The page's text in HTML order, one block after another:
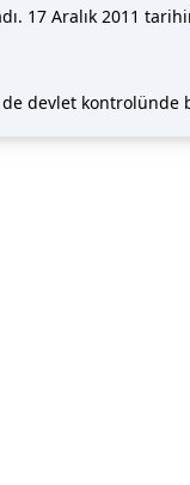
17 Aralık 2011
devlet kontrolünde